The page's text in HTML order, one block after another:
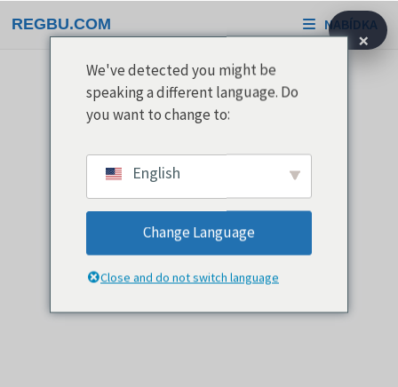
na
REGBU.COM NABÍDKA
×
We've detected you might be
speaking a different language. Do
you want to change to:
English
Change Language
Close and do not switch language